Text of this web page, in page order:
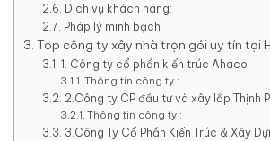
Dịch vụ khách hàng:
Pháp lý minh bạch
Top công ty xây nhà trọn gói uy tín tại
1. Công ty cổ phần kiến trúc Ahaco
Thông tin công ty :
2.Công ty CP đầu tư và xây lắp Thịnh
Thông tin công ty :
3.Công Ty Cổ Phần Kiến Trúc & Xây